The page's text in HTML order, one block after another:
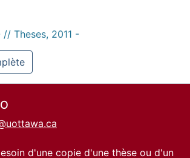
// Theses, 2011 -
d'une copie d'une thèse ou d'un